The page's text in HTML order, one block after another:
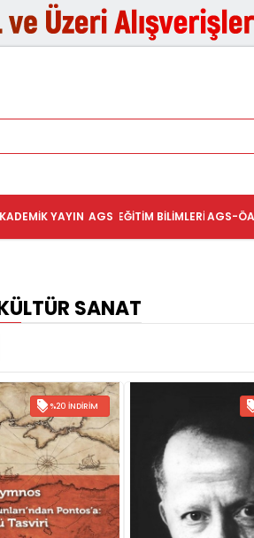
AGS-
EĞITIM BILIMLERI
AGS
YAYIN
SANAT
%20 İNDIRIM